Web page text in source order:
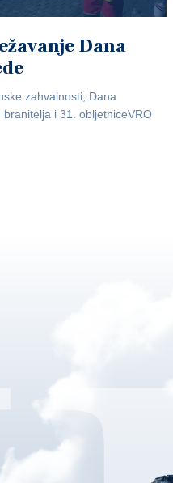
Dana
zahvalnosti, Dana
branitelja i 31. obljetniceVRO